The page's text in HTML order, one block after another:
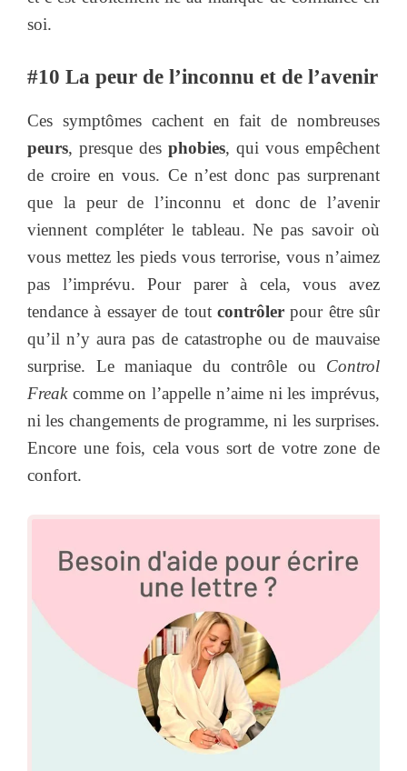
soi.
#10 La peur de l’inconnu et de l’avenir
Ces symptômes cachent en fait de nombreuses
peurs, presque des phobies, qui vous empêchent
de croire en vous. Ce n’est donc pas surprenant
que la peur de l’inconnu et donc de l’avenir
viennent compléter le tableau. Ne pas savoir où
vous mettez les pieds vous terrorise, vous n’aimez
pas l’imprévu. Pour parer à cela, vous avez
tendance à essayer de tout contrôlerpour être sûr
qu’il n’y aura pas de catastrophe ou de mauvaise
surprise. Le maniaque du contrôle ou Control
Freakcomme on l’appelle n’aime ni les imprévus,
ni les changements de programme, ni les surprises.
Encore une fois, cela vous sort de votre zone de
confort.